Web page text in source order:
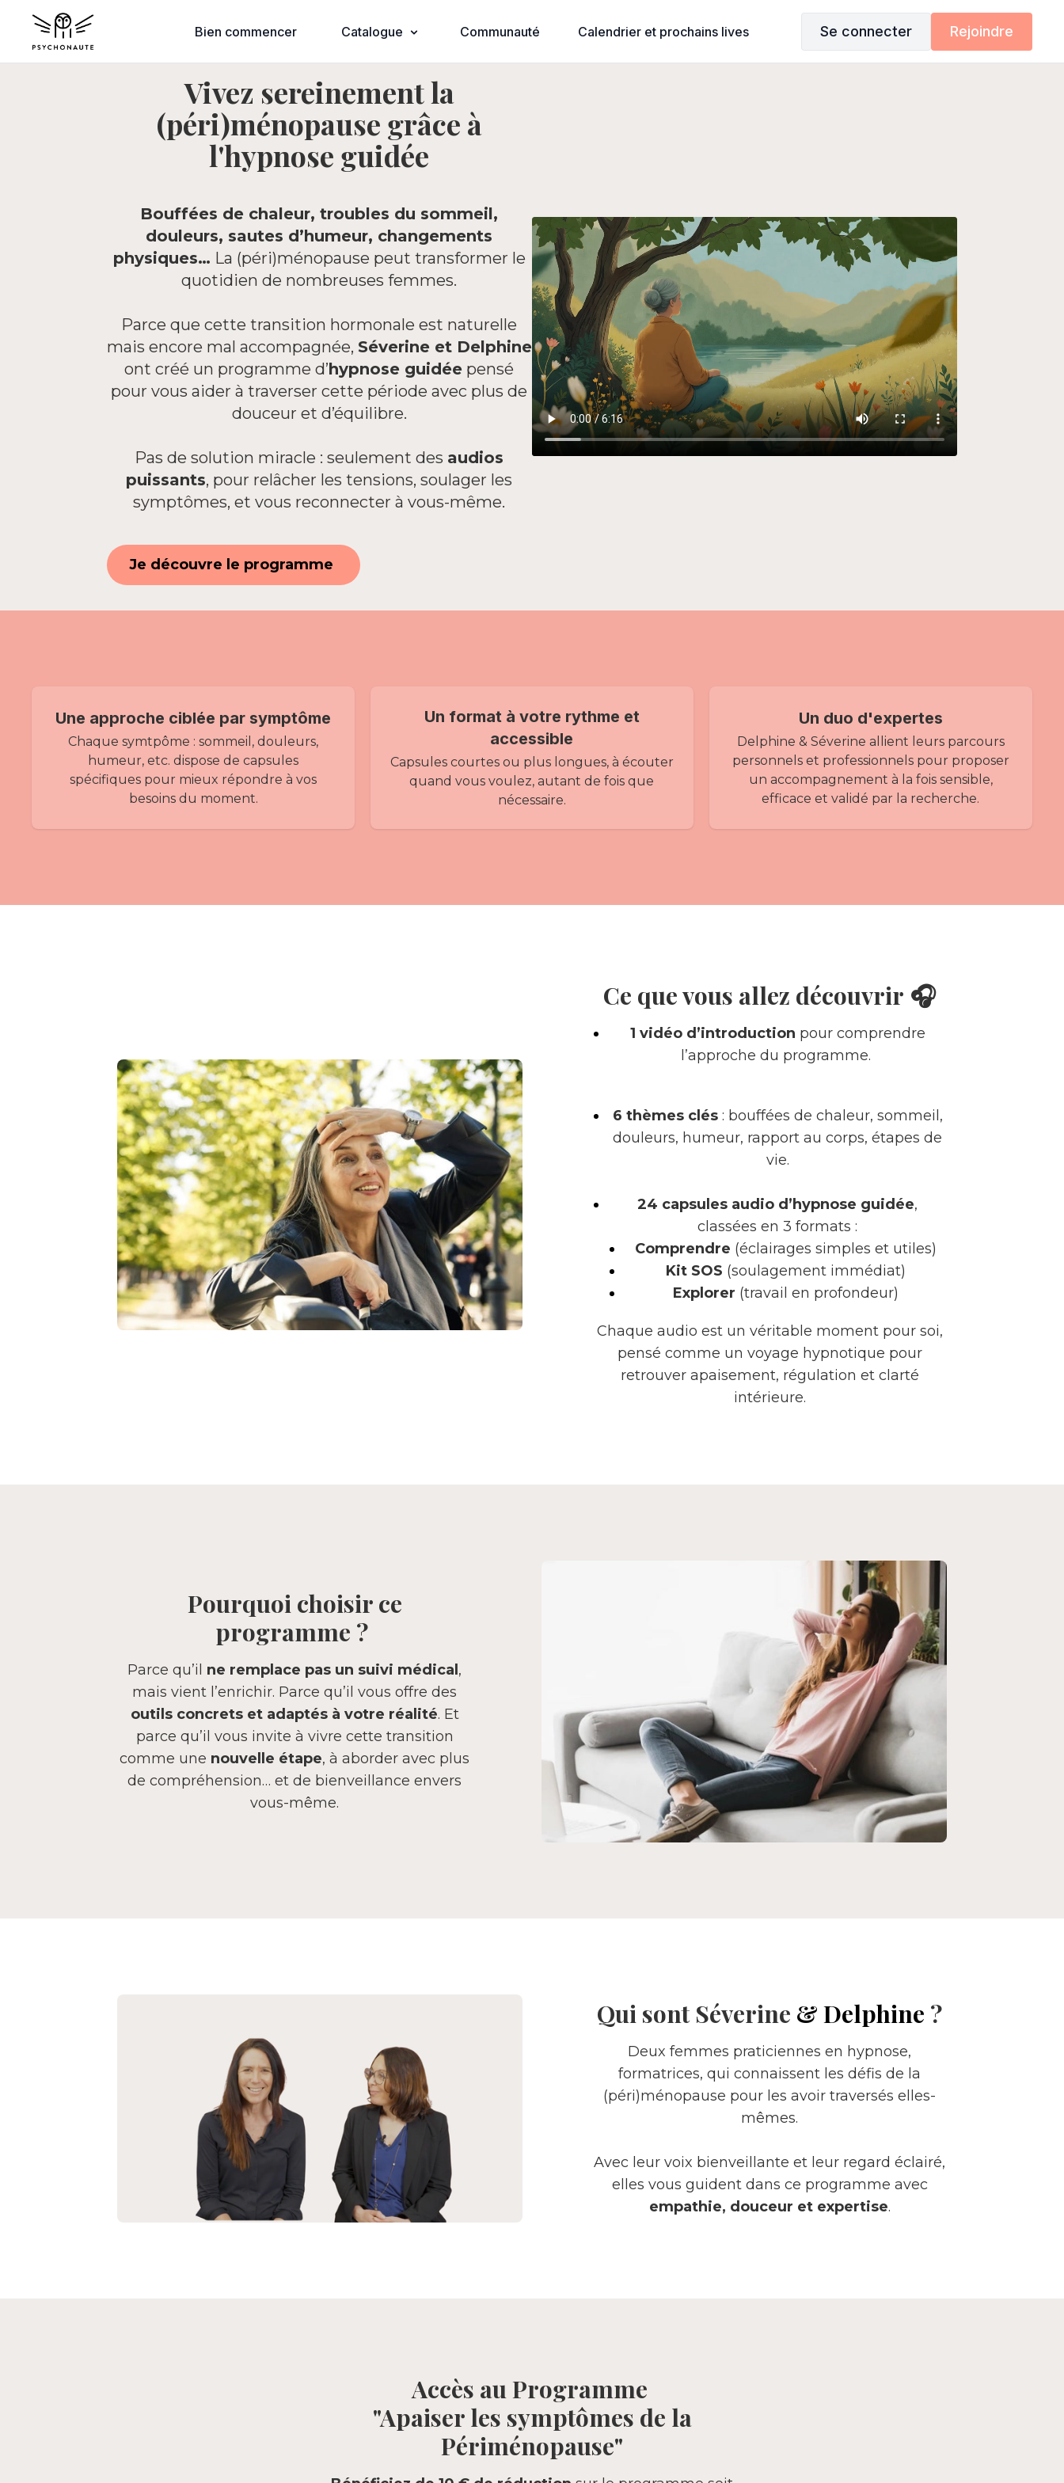
Bien commencer Catalogue Communauté Calendrier et prochains lives Se connecter Rejoindre
Vivez sereinement la
(péri)ménopause grâce à
l'hypnose guidée
Bouffées de chaleur, troubles du sommeil,
douleurs, sautes d’humeur, changements
physiques… La (péri)ménopause peut transformer le
quotidien de nombreuses femmes.
Parce que cette transition hormonale est naturelle
mais encore mal accompagnée, Séverine et Delphine
ont créé un programme d’hypnose guidée pensé
pour vous aider à traverser cette période avec plus de
douceur et d’équilibre.
Pas de solution miracle : seulement des audios
puissants, pour relâcher les tensions, soulager les
symptômes, et vous reconnecter à vous-même.
Je découvre le programme
Une approche ciblée par symptôme
Chaque symtpôme : sommeil, douleurs,
humeur, etc. dispose de capsules
spécifiques pour mieux répondre à vos
besoins du moment.
Un format à votre rythme et
accessible
Capsules courtes ou plus longues, à écouter
quand vous voulez, autant de fois que
nécessaire.
Un duo d'expertes
Delphine & Séverine allient leurs parcours
personnels et professionnels pour proposer
un accompagnement à la fois sensible,
efficace et validé par la recherche.
Ce que vous allez découvrir 🎧
1 vidéo d’introduction pour comprendre
l’approche du programme.
6 thèmes clés: bouffées de chaleur, sommeil,
douleurs, humeur, rapport au corps, étapes de
vie.
24 capsules audio d’hypnose guidée,
classées en 3 formats :
Comprendre (éclairages simples et utiles)
Kit SOS (soulagement immédiat)
Explorer (travail en profondeur)
Chaque audio est un véritable moment pour soi,
pensé comme un voyage hypnotique pour
retrouver apaisement, régulation et clarté
intérieure.
Pourquoi choisir ce
programme ?
Parce qu’il ne remplace pas un suivi médical ,
mais vient l’enrichir. Parce qu’il vous offre des
outils concrets et adaptés à votre réalité. Et
parce qu’il vous invite à vivre cette transition
comme une nouvelle étape, à aborder avec plus
de compréhension… et de bienveillance envers
vous-même.
Qui sont Séverine & Delphine ?
Deux femmes praticiennes en hypnose,
formatrices, qui connaissent les défis de la
(péri)ménopause pour les avoir traversés elles-
mêmes.
Avec leur voix bienveillante et leur regard éclairé,
elles vous guident dans ce programme avec
empathie, douceur et expertise.
Accès au Programme
"Apaiser les symptômes de la
Périménopause"